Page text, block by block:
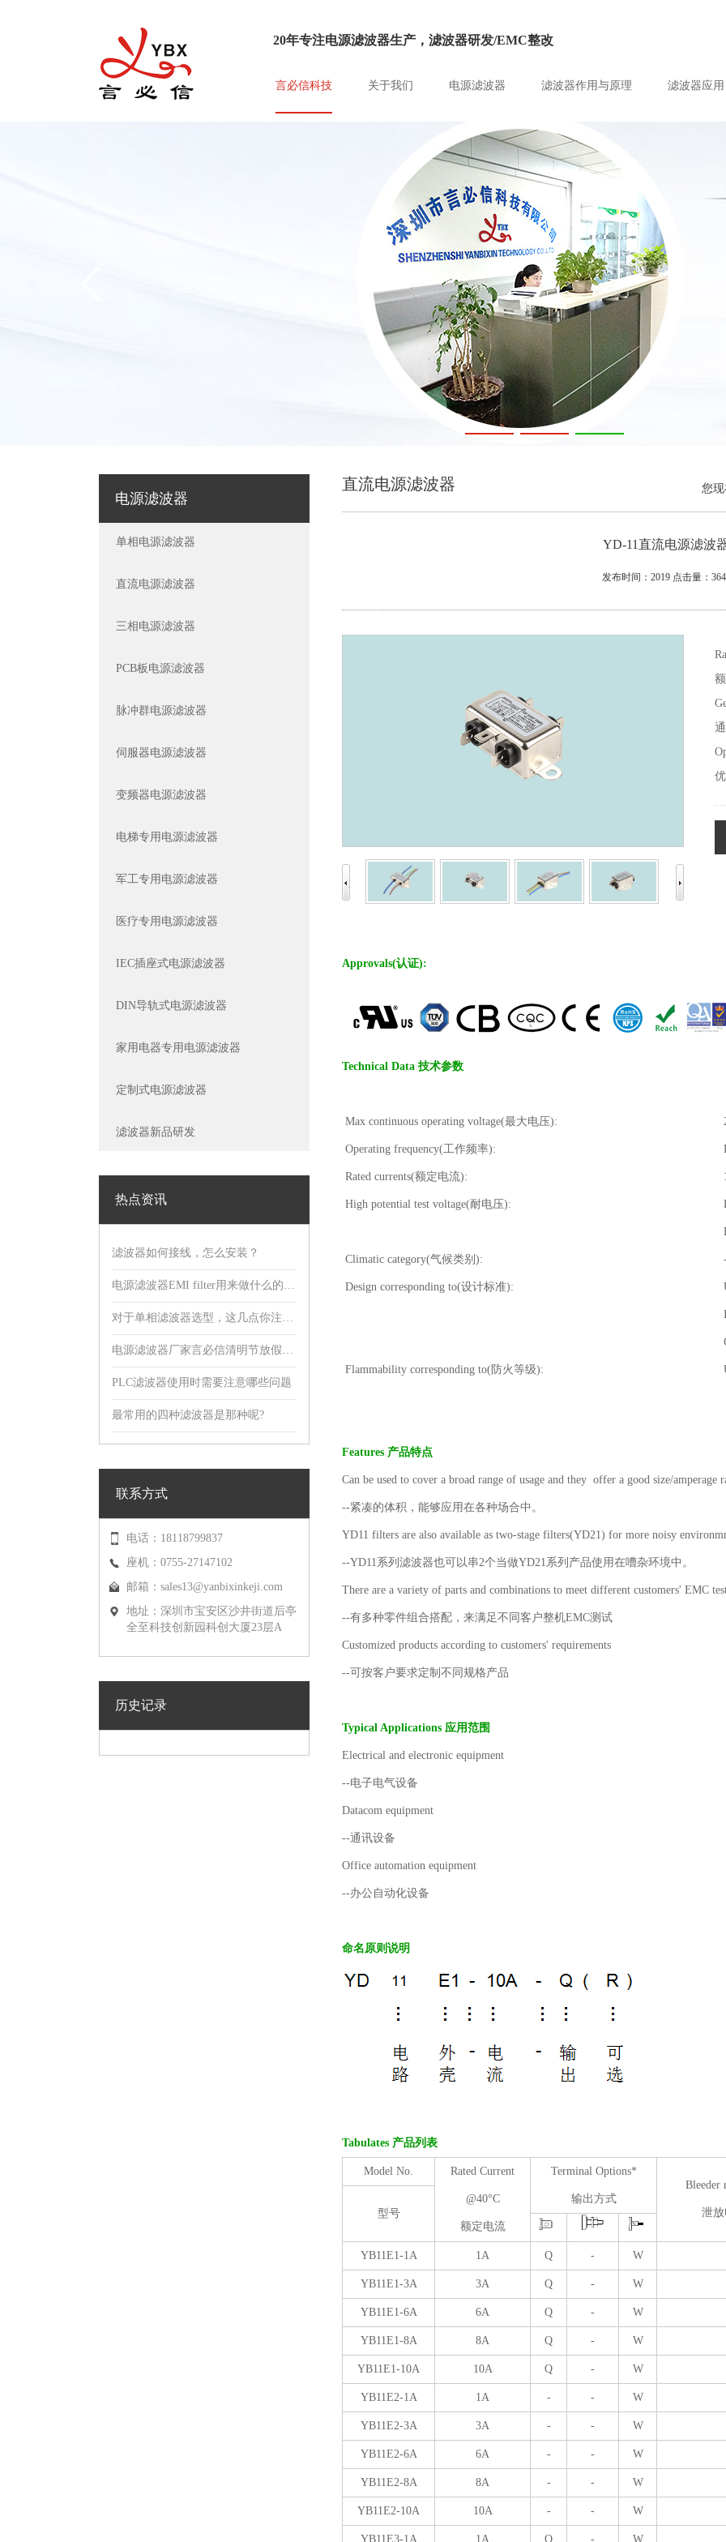
20年专注电源滤波器生产，滤波器研发/EMC整改
言必信科技 关于我们 电源滤波器 滤波器作用与原理 滤波器应用
电源滤波器
单相电源滤波器
直流电源滤波器
三相电源滤波器
PCB板电源滤波器
脉冲群电源滤波器
伺服器电源滤波器
变频器电源滤波器
电梯专用电源滤波器
军工专用电源滤波器
医疗专用电源滤波器
IEC插座式电源滤波器
DIN导轨式电源滤波器
家用电器专用电源滤波器
定制式电源滤波器
滤波器新品研发
热点资讯
滤波器如何接线，怎么安装？
电源滤波器EMI filter用来做什么的，有什么用?
对于单相滤波器选型，这几点你注意到了吗?
电源滤波器厂家言必信清明节放假通知！
PLC滤波器使用时需要注意哪些问题
最常用的四种滤波器是那种呢?
联系方式
电话：18118799837
座机：0755-27147102
邮箱： sales13@yanbixinkeji.com
地址：深圳市宝安区沙井街道后亭
全至科技创新园科创大厦23层A
历史记录
您现
直流电源滤波器
YD-11直流电源滤波
发布时间：2019 点击量：
Approvals(认证):
Technical Data 技术参数
Max continuous operating voltage(最大电压):
Operating frequency(工作频率):
Rated currents(额定电流):
High potential test voltage(耐电压):
Climatic category(气候类别):
Design corresponding to(设计标准):
Flammability corresponding to(防火等级):
Features 产品特点
Can be used to cover a broad range of usage and they offer a good size/amperage
--紧凑的体积，能够应用在各种场合中。
YD11 filters are also available as two-stage filters(YD21) for more noisy
--YD11系列滤波器也可以串2个当做YD21系列产品使用在嘈杂环境中。
There are a variety of parts and combinations to meet different customers' EMC
--有多种零件组合搭配，来满足不同客户整机EMC测试
Customized products according to customers' requirements
--可按客户要求定制不同规格产品
Typical Applications 应用范围
Electrical and electronic equipment
--电子电气设备
Datacom equipment
--通讯设备
Office automation equipment
--办公自动化设备
命名原则说明
Tabulates 产品列表
Model No. Rated Current
@40°C
额定电流
Terminal Options*
输出方式
Bleeder
泄
型号
YB11E1-1A 1A Q - W
YB11E1-3A 3A Q - W
YB11E1-6A 6A Q - W
YB11E1-8A 8A Q - W
YB11E1-10A 10A Q - W
YB11E2-1A 1A - - W
YB11E2-3A 3A - - W
YB11E2-6A 6A - - W
YB11E2-8A 8A - - W
YB11E2-10A 10A - - W
YB11E3-1A 1A Q - W